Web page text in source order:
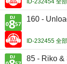
ID-232454 全
160 -
ID-232455 全
85 - Riko &